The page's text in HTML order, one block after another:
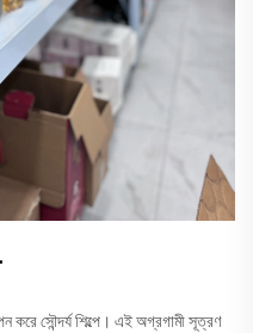
সৌন্দর্য শিল্পে। এই অগ্রগামী সূত্রণ